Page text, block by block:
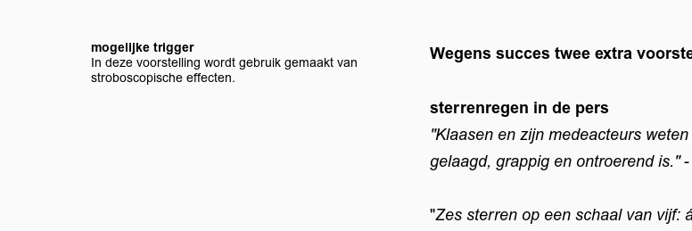
Wegens succes twee extra
sterrenregen in de pers
"Klaasen en zijn medeacteurs
gelaagd, grappig en ontroerend is."-
"Zes sterren op een schaal van vijf:
mogelijke trigger
In deze voorstelling wordt gebruik gemaakt van
stroboscopische effecten.